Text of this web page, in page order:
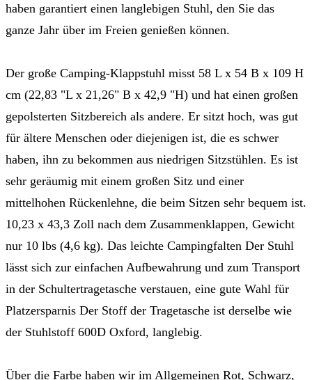
haben garantiert einen langlebigen Stuhl, den Sie das
ganze Jahr über im Freien genießen können.
Der große Camping-Klappstuhl misst 58 L x 54 B x 109 H
cm (22,83 "L x 21,26" B x 42,9 "H) und hat einen großen
gepolsterten Sitzbereich als andere. Er sitzt hoch, was gut
für ältere Menschen oder diejenigen ist, die es schwer
haben, ihn zu bekommen aus niedrigen Sitzstühlen. Es ist
sehr geräumig mit einem großen Sitz und einer
mittelhohen Rückenlehne, die beim Sitzen sehr bequem ist.
10,23 x 43,3 Zoll nach dem Zusammenklappen, Gewicht
nur 10 lbs (4,6 kg). Das leichte Campingfalten Der Stuhl
lässt sich zur einfachen Aufbewahrung und zum Transport
in der Schultertragetasche verstauen, eine gute Wahl für
Platzersparnis Der Stoff der Tragetasche ist derselbe wie
der Stuhlstoff 600D Oxford, langlebig.
Über die Farbe haben wir im Allgemeinen Rot, Schwarz,